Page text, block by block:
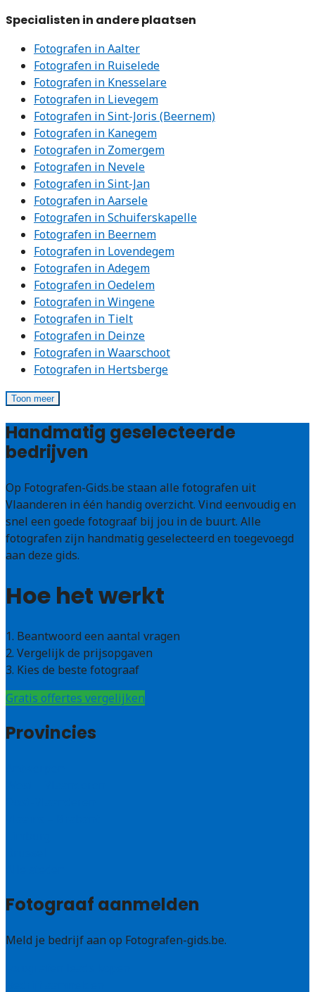
Specialisten in andere plaatsen
Fotografen in Aalter
Fotografen in Ruiselede
Fotografen in Knesselare
Fotografen in Lievegem
Fotografen in Sint-Joris (Beernem)
Fotografen in Kanegem
Fotografen in Zomergem
Fotografen in Nevele
Fotografen in Sint-Jan
Fotografen in Aarsele
Fotografen in Schuiferskapelle
Fotografen in Beernem
Fotografen in Lovendegem
Fotografen in Adegem
Fotografen in Oedelem
Fotografen in Wingene
Fotografen in Tielt
Fotografen in Deinze
Fotografen in Waarschoot
Fotografen in Hertsberge
Toon meer
Handmatig geselecteerde
bedrijven
Op Fotografen-Gids.be staan alle fotografen uit
Vlaanderen in één handig overzicht. Vind eenvoudig en
snel een goede fotograaf bij jou in de buurt. Alle
fotografen zijn handmatig geselecteerd en toegevoegd
aan deze gids.
Hoe het werkt
1. Beantwoord een aantal vragen
2. Vergelijk de prijsopgaven
3. Kies de beste fotograaf
Gratis offertes vergelijken
Provincies
Fotograaf aanmelden
Meld je bedrijf aan op Fotografen-gids.be.